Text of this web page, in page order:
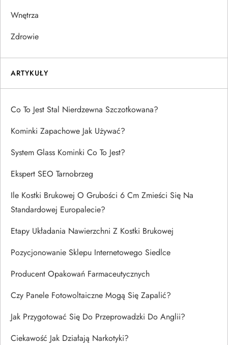
Wnętrza
Zdrowie
ARTYKUŁY
Co To Jest Stal Nierdzewna Szczotkowana?
Kominki Zapachowe Jak Używać?
System Glass Kominki Co To Jest?
Ekspert SEO Tarnobrzeg
Ile Kostki Brukowej O Grubości 6 Cm Zmieści Się Na
Standardowej Europalecie?
Etapy Układania Nawierzchni Z Kostki Brukowej
Pozycjonowanie Sklepu Internetowego Siedlce
Producent Opakowań Farmaceutycznych
Czy Panele Fotowoltaiczne Mogą Się Zapalić?
Jak Przygotować Się Do Przeprowadzki Do Anglii?
Ciekawość Jak Działają Narkotyki?